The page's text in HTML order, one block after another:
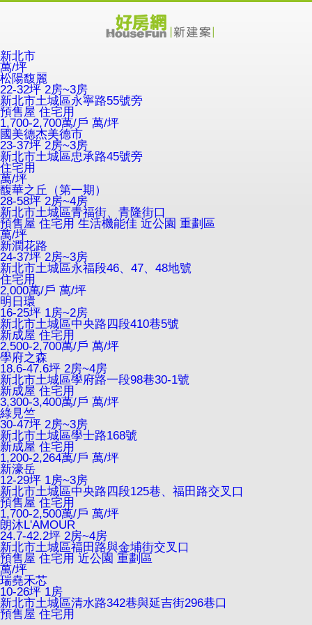
新北市
萬/坪
松陽馥麗
22-32坪 2房~3房
新北市土城區永寧路55號旁
預售屋 住宅用
1,700-2,700萬/戶 萬/坪
國美德杰美德市
23-37坪 2房~3房
新北市土城區忠承路45號旁
住宅用
萬/坪
馥華之丘（第一期）
28-58坪 2房~4房
新北市土城區青福街、青隆街口
預售屋 住宅用 生活機能佳 近公園 重劃區
萬/坪
新潤花路
24-37坪 2房~3房
新北市土城區永福段46、47、48地號
住宅用
2,000萬/戶 萬/坪
明日環
16-25坪 1房~2房
新北市土城區中央路四段410巷5號
新成屋 住宅用
2,500-2,700萬/戶 萬/坪
學府之森
18.6-47.6坪 2房~4房
新北市土城區學府路一段98巷30-1號
新成屋 住宅用
3,300-3,400萬/戶 萬/坪
綠見竺
30-47坪 2房~3房
新北市土城區學士路168號
新成屋 住宅用
1,200-2,264萬/戶 萬/坪
新濠岳
12-29坪 1房~3房
新北市土城區中央路四段125巷、福田路交叉口
預售屋 住宅用
1,700-2,500萬/戶 萬/坪
朗沐L'AMOUR
24.7-42.2坪 2房~4房
新北市土城區福田路與金埔街交叉口
預售屋 住宅用 近公園 重劃區
萬/坪
瑞堯禾芯
10-26坪 1房
新北市土城區清水路342巷與延吉街296巷口
預售屋 住宅用